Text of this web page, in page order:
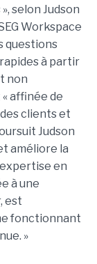
selon Judson
Workspace
questions
à partir
non
affinée de
clients et
Judson
améliore la
en
à une
est
fonctionnant
»